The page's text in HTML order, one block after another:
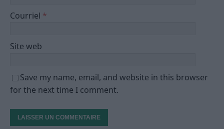
Courriel *
Site web
Save my name, email, and website in this browser
for the next time I comment.